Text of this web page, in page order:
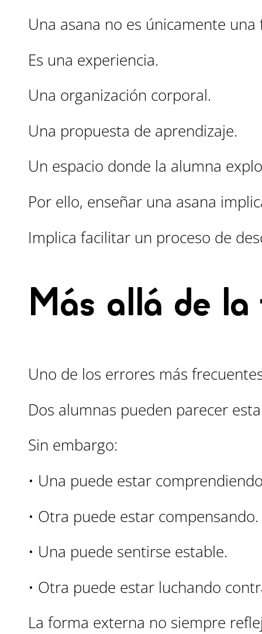
Una asana no es únicamente una
Es una experiencia.
Una organización corporal.
Una propuesta de aprendizaje.
Un espacio donde la alumna
Por ello, enseñar una asana
Implica facilitar un proceso de
Más allá de
Uno de los errores más
Dos alumnas pueden parecer
Sin embargo:
• Una puede estar
• Otra puede estar compensando.
• Una puede sentirse estable.
• Otra puede estar luchando
La forma externa no siempre